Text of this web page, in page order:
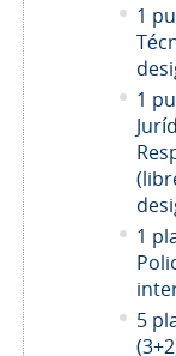
1
1
1
5